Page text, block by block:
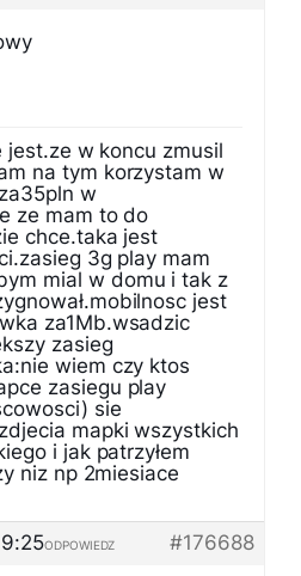
jest.ze w koncu zmusil
na tym korzystam w
w
ze mam to do
chce.taka jest
3g play mam
mial w domu i tak z
jest
za1Mb.wsadzic
zasieg
wiem czy ktos
zasiegu play
sie
mapki wszystkich
i jak patrzyłem
niz np 2miesiace
#176688
ODPOWIEDZ